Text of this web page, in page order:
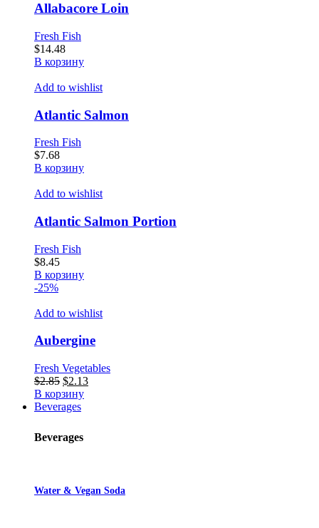
Allabacore Loin
Fresh Fish
$14.48
В корзину
Add to wishlist
Atlantic Salmon
Fresh Fish
$7.68
В корзину
Add to wishlist
Atlantic Salmon Portion
Fresh Fish
$8.45
В корзину
-25%
Add to wishlist
Aubergine
Fresh Vegetables
$2.85 Первоначальная
цена
составляла
$2.13Текущая
В корзину
Beverages
Beverages
Water & Vegan Soda